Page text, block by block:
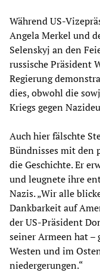
Während US-
Angela Merkel und
Selenskyj an den
russische Präsident
Regierung
dies, obwohl die
Kriegs gegen
Auch hier fälschte
Bündnisses mit den
die Geschichte. Er
und leugnete ihre
Nazis. „Wir alle
Dankbarkeit auf
der US-Präsident
seiner Armeen hat
Westen und im
niedergerungen.“